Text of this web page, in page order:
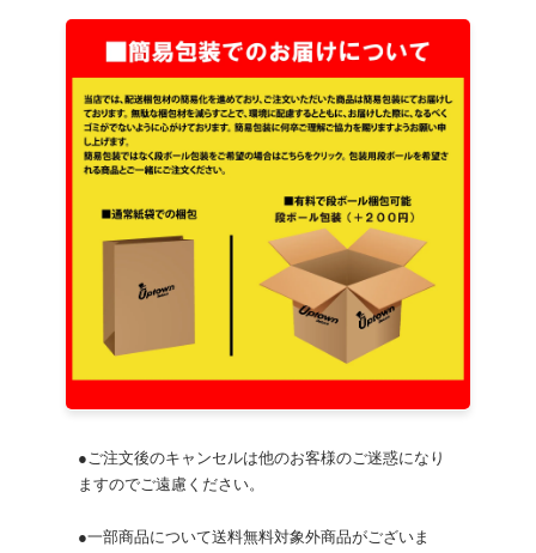
●ご注文後のキャンセルは他のお客様のご迷惑になり
ますのでご遠慮ください。
●一部商品について送料無料対象外商品がございま